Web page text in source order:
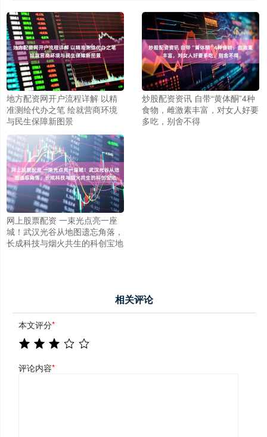
地方配资网开户流程详解 以精
准测绘代办之笔 绘就营商环境
与民生保障新图景
炒股配资资讯 自带“黄体酮”4种
食物，雌激素丰富，对女人好要
多吃，别舍不得
网上股票配资 一束光点亮一座
城！武汉光谷从地图遗忘角落，
长成科技与烟火共生的科创宝地
相关评论
本文评分*
评论内容*